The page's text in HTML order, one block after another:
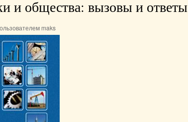
и общества: вызовы и ответы
maks